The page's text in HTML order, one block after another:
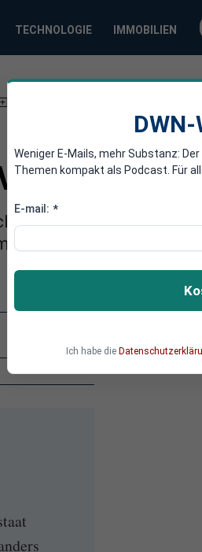
TECHNOLOGIE IMMOBILIEN
in
in Nevada
jungen Wählen, blieb
Weniger E-Mails, mehr Substanz: Der
Themen kompakt als Podcast. Für
E-mail: *
Ich habe die